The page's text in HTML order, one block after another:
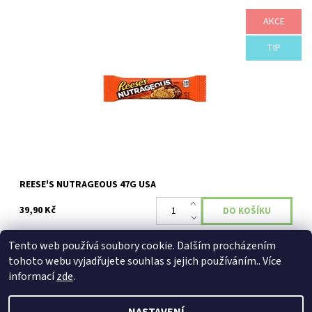
AKCE
TIP
Reese's tyčinka s karamelem a arašídovým máslem obalená v
Skladem
REESE'S NUTRAGEOUS 47G USA
39,90 Kč
Tento web používá soubory cookie. Dalším procházením
tohoto webu vyjadřujete souhlas s jejich používáním.. Více
informacízde.